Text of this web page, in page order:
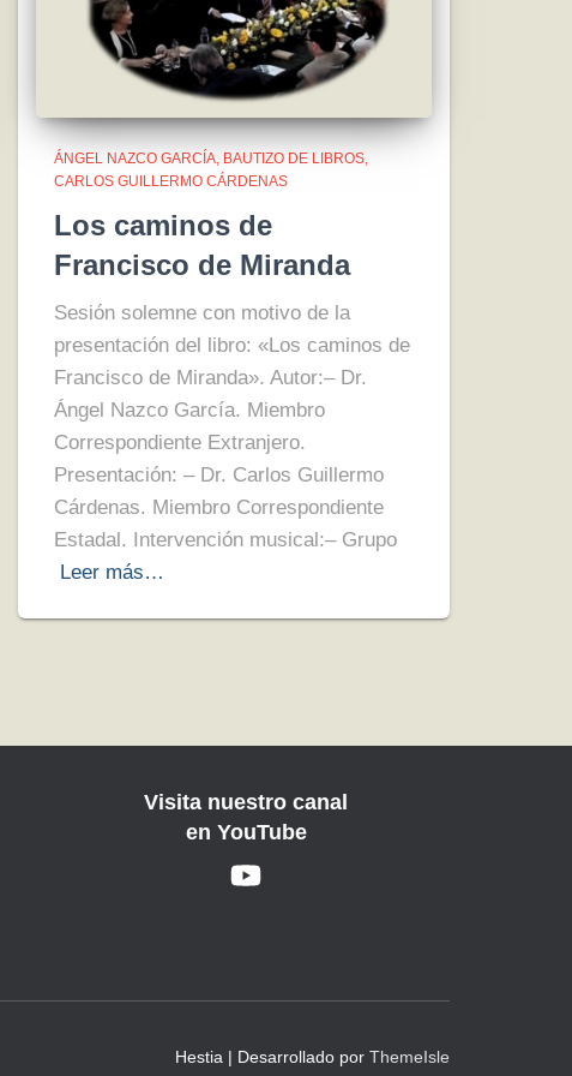
ÁNGEL NAZCO GARCÍA BAUTIZO DE LIBROS
CARLOS GUILLERMO CÁRDENAS
Los caminos de
Francisco de Miranda
Sesión solemne con motivo de la
presentación del libro: «Los caminos de
Francisco de Miranda». Autor:– Dr.
Ángel Nazco García. Miembro
Correspondiente Extranjero.
Presentación: – Dr. Carlos Guillermo
Cárdenas. Miembro Correspondiente
Estadal. Intervención musical:– Grupo
Leer más…
Visita nuestro canal
en YouTube
Hestia | Desarrollado por ThemeIsle